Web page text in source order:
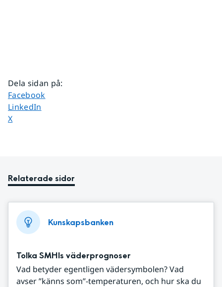
Dela sidan på:
Dela sidan på
Facebook
Dela sidan på
LinkedIn
Dela sidan på
X
Relaterade sidor
Kunskapsbanken
Tolka SMHIs väderprognoser
Vad betyder egentligen vädersymbolen? Vad
avser ”känns som”-temperaturen, och hur ska du